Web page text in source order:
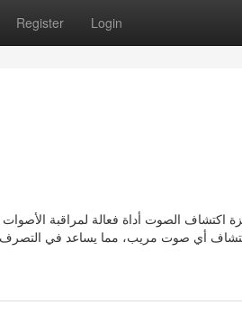
Register Login
اكتشاف الصوت أداة فعالة لمراقبة